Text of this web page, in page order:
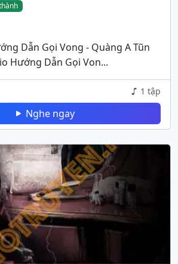
Dẫn Gọi Vong - Quàng A Tũn
Hướng Dẫn Gọi Von...
1 tập
Nghe ngay